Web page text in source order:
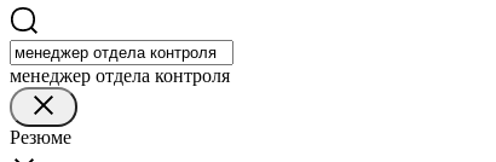
менеджер отдела контроля
Резюме